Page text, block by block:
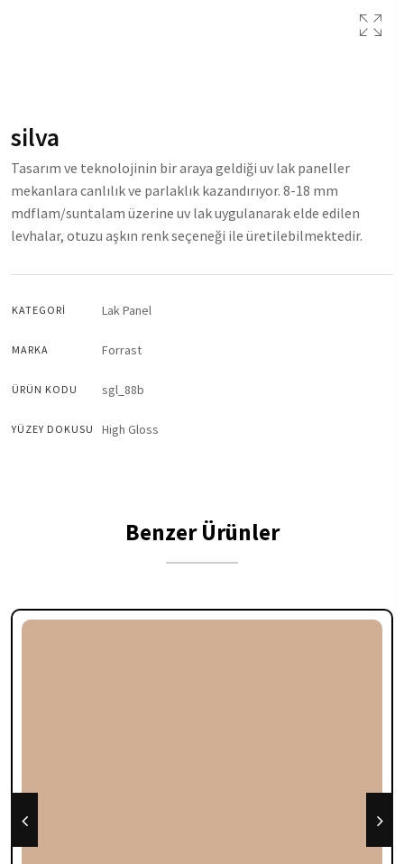
silva
Tasarım ve teknolojinin bir araya geldiği uv lak paneller
mekanlara canlılık ve parlaklık kazandırıyor. 8-18 mm
mdflam/suntalam üzerine uv lak uygulanarak elde edilen
levhalar, otuzu aşkın renk seçeneği ile üretilebilmektedir.
KATEGORI Lak Panel
MARKA Forrast
ÜRÜN KODU sgl_88b
YÜZEY DOKUSU High Gloss
Benzer Ürünler